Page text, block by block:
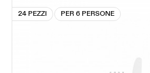
24 PEZZI PER 6 PERSONE